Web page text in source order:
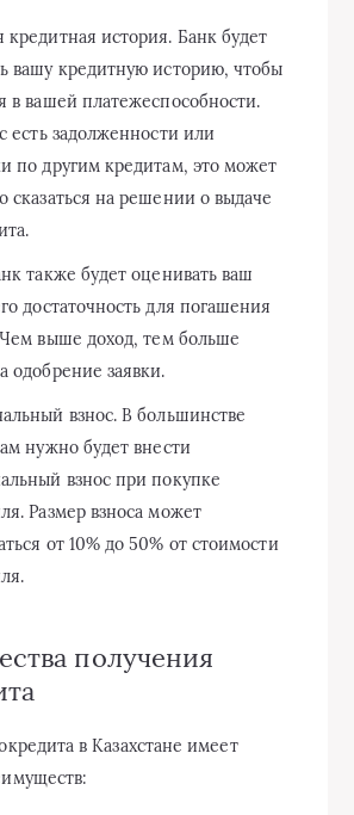
кредитная история. Банк будет
вашу кредитную историю, чтобы
в вашей платежеспособности.
есть задолженности или
по другим кредитам, это может
сказаться на решении о выдаче
также будет оценивать ваш
достаточность для погашения
выше доход, тем больше
одобрение заявки.
взнос. В большинстве
нужно будет внести
взнос при покупке
Размер взноса может
от 10% до 50% от стоимости
получения
в Казахстане имеет